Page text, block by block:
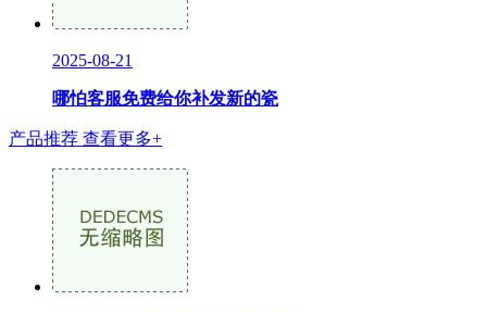
2025-08-21
哪怕客服免费给你补发新的瓷
产品推荐 查看更多+